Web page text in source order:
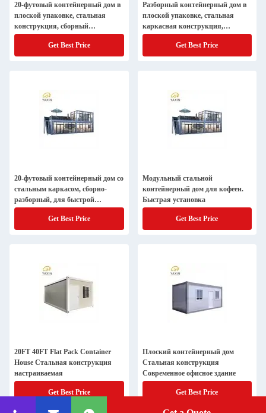
20-футовый контейнерный дом в
плоской упаковке, стальная
конструкция, сборный
модульный
Get Best Price
Разборный контейнерный дом в
плоской упаковке, стальная
каркасная конструкция,
сборный офис
Get Best Price
20-футовый контейнерный дом со
стальным каркасом, сборно-
разборный, для быстрой
установки
Get Best Price
Модульный стальной
контейнерный дом для кофеен.
Быстрая установка
Get Best Price
20FT 40FT Flat Pack Container
House Стальная конструкция
настраиваемая
Get Best Price
Плоский контейнерный дом
Стальная конструкция
Современное офисное здание
Get Best Price